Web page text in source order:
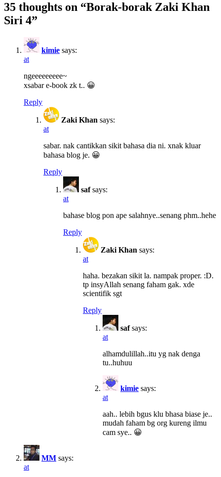
35 thoughts on “Borak-borak Zaki Khan
Siri 4”
kimie says:
at
ngeeeeeeeee~
xsabar e-book zk t.. 😀
Reply
Zaki Khan says:
at
sabar. nak cantikkan sikit bahasa dia ni. xnak kluar
bahasa blog je. 😀
Reply
saf says:
at
bahase blog pon ape salahnye..senang phm..hehe
Reply
Zaki Khan says:
at
haha. bezakan sikit la. nampak proper. :D.
tp insyAllah senang faham gak. xde
scientifik sgt
Reply
saf says:
at
alhamdulillah..itu yg nak denga
tu..huhuu
kimie says:
at
aah.. lebih bgus klu bhasa biase je..
mudah faham bg org kureng ilmu
cam sye.. 😀
MM says:
at